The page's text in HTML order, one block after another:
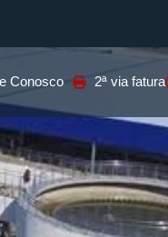
Conosco 2ª via fatura